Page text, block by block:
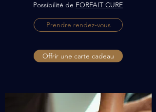
Possibilité de FORFAIT CURE
Prendre rendez-vous
Offrir une carte cadeau